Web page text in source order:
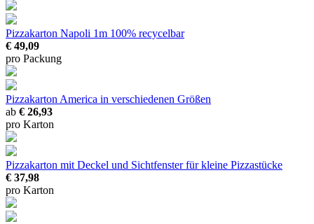
Pizzakarton Napoli 1m 100% recycelbar
€ 49,09
pro Packung
Pizzakarton America in verschiedenen Größen
ab € 26,93
pro Karton
Pizzakarton mit Deckel und Sichtfensterfür kleine Pizzastücke
€ 37,98
pro Karton